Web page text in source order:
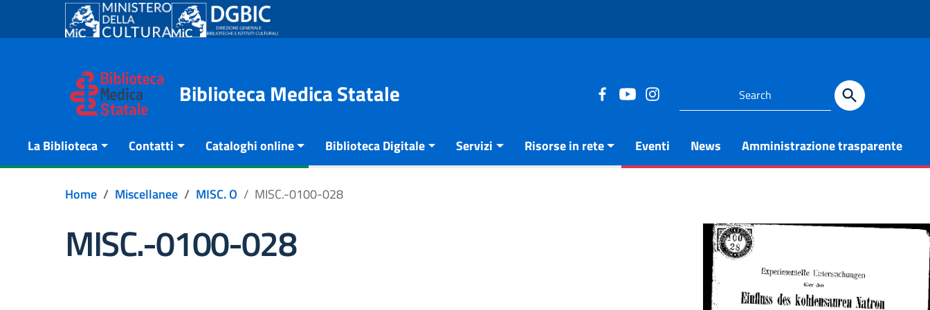
Go to content
Go to the navigation menu
Biblioteca Medica Statale
La Biblioteca Contatti Cataloghi online Biblioteca Digitale Servizi Risorse in rete Eventi News Amministrazione trasparente
Home Miscellanee MISC. O MISC.-0100-028
MISC.-0100-028